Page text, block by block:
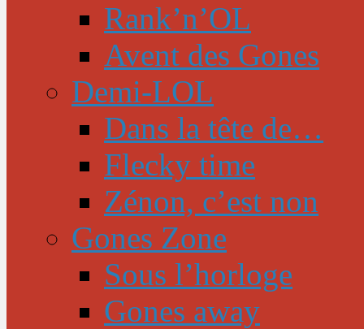
Rank’n’OL
Avent des Gones
Demi-LOL
Dans la tête de…
Flecky time
Zénon, c’est non
Gones Zone
Sous l’horloge
Gones away